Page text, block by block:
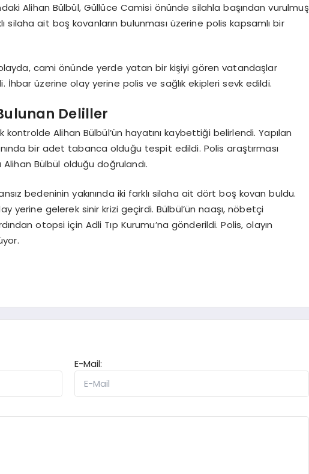
Alihan Bülbül, Güllüce Camisi önünde silahla başından vurulmuş
silaha ait boş kovanların bulunması üzerine polis kapsamlı bir
cami önünde yerde yatan bir kişiyi gören vatandaşlar
İhbar üzerine olay yerine polis ve sağlık ekipleri sevk edildi.
Deliller
kontrolde Alihan Bülbül’ün hayatını kaybettiği belirlendi. Yapılan
bir adet tabanca olduğu tespit edildi. Polis araştırması
Bülbül olduğu doğrulandı.
bedeninin yakınında iki farklı silaha ait dört boş kovan buldu.
yerine gelerek sinir krizi geçirdi. Bülbül’ün naaşı, nöbetçi
otopsi için Adli Tıp Kurumu’na gönderildi. Polis, olayın
E-Mail: